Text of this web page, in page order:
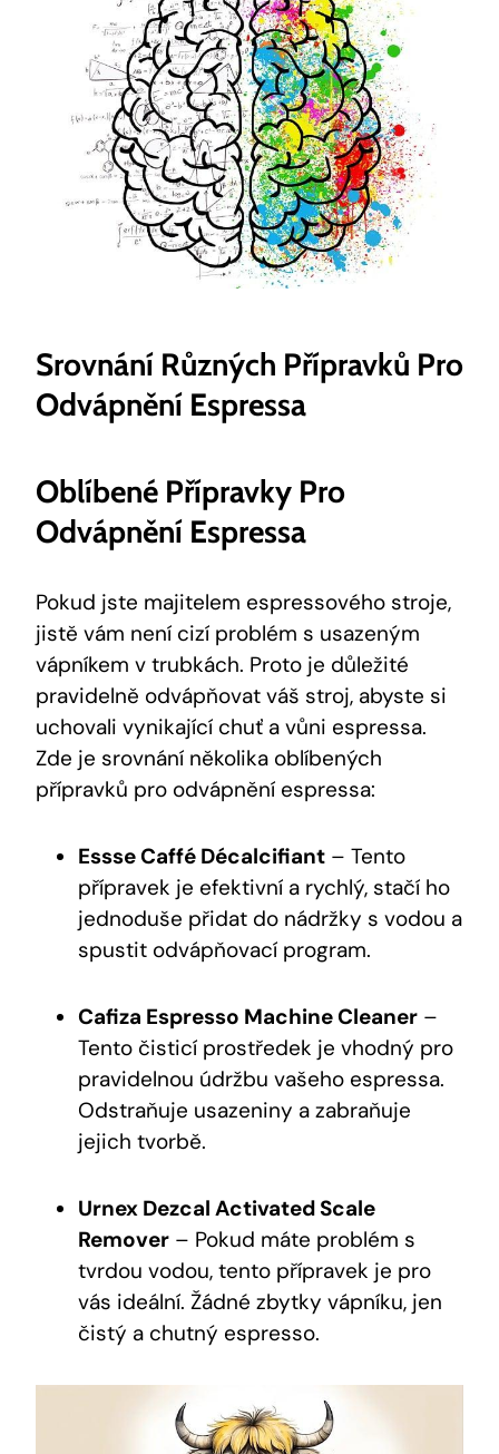
Srovnání Různých Přípravků Pro
Odvápnění Espressa
Oblíbené Přípravky Pro
Odvápnění Espressa
Pokud jste majitelem espressového stroje,
jistě vám není cizí problém s usazeným
vápníkem v trubkách. Proto je důležité
pravidelně odvápňovat váš stroj, abyste si
uchovali vynikající chuť a vůni espressa.
Zde je srovnání několika oblíbených
přípravků pro odvápnění espressa:
Essse Caffé Décalcifiant – Tento
přípravek je efektivní a rychlý, stačí ho
jednoduše přidat do nádržky s vodou a
spustit odvápňovací program.
Cafiza Espresso Machine Cleaner –
Tento čisticí prostředek je vhodný pro
pravidelnou údržbu vašeho espressa.
Odstraňuje usazeniny a zabraňuje
jejich tvorbě.
Urnex Dezcal Activated Scale
Remover – Pokud máte problém s
tvrdou vodou, tento přípravek je pro
vás ideální. Žádné zbytky vápníku, jen
čistý a chutný espresso.